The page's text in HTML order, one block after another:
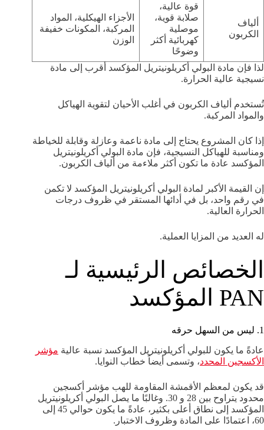
ألياف
الكربون
قوة عالية،
صلابة قوية،
موصلية
كهربائية أكثر
وضوحًا
الأجزاء الهيكلية، المواد
المركبة، المكونات خفيفة
الوزن
لذا فإن مادة البولي أكريلونيتريل المؤكسد أقرب إلى مادة
نسيجية عالية الحرارة.
تُستخدم ألياف الكربون في أغلب الأحيان لتقوية الهياكل
والمواد المركبة.
إذا كان المشروع يحتاج إلى مادة ناعمة وعازلة وقابلة للخياطة
ومناسبة للهياكل النسيجية، فإن مادة البولي أكريلونيتريل
المؤكسد عادة ما تكون أكثر ملاءمة من ألياف الكربون.
إن القيمة الأكبر لمادة البولي أكريلونيتريل المؤكسد لا تكمن
في رقم واحد، بل في أدائها المستقر في ظروف درجات
الحرارة العالية.
له العديد من المزايا العملية.
الخصائص الرئيسية لـ
PAN المؤكسد
1. ليس من السهل حرقه
عادةً ما يكون للبولي أكريلونيتريل المؤكسد نسبة عالية مؤشر
الأكسجين المحدد، وتسمى أيضاً خطاب النوايا.
قد يكون لمعظم الأقمشة المقاومة للهب مؤشر أكسجين
محدود يتراوح بين 28 و 30. وغالبًا ما يصل البولي أكريلونيتريل
المؤكسد إلى نطاق أعلى بكثير، عادةً ما يكون حوالي 45 إلى
60، اعتمادًا على المادة وظروف الاختبار.